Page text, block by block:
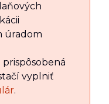
úradom
vyplniť
.